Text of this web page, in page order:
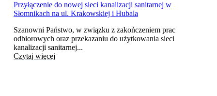
Przyłączenie do nowej sieci kanalizacji sanitarnej w
Słomnikach na ul. Krakowskiej i Hubala
Szanowni Państwo, w związku z zakończeniem prac
odbiorowych oraz przekazaniu do użytkowania sieci
kanalizacji sanitarnej...
Czytaj więcej